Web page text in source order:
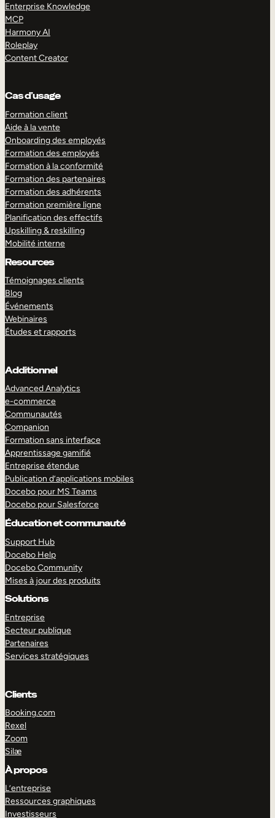
Enterprise Knowledge
MCP
Harmony AI
Roleplay
Content Creator
Cas d’usage
Formation client
Aide à la vente
Onboarding des employés
Formation des employés
Formation à la conformité
Formation des partenaires
Formation des adhérents
Formation première ligne
Planification des effectifs
Upskilling & reskilling
Mobilité interne
Resources
Témoignages clients
Blog
Événements
Webinaires
Études et rapports
Additionnel
Advanced Analytics
e-commerce
Communautés
Companion
Formation sans interface
Apprentissage gamifié
Entreprise étendue
Publication d’applications mobiles
Docebo pour MS Teams
Docebo pour Salesforce
Éducation et communauté
Support Hub
Docebo Help
Docebo Community
Mises à jour des produits
Solutions
Entreprise
Secteur publique
Partenaires
Services stratégiques
Clients
Booking.com
Rexel
Zoom
Silæ
À propos
L’entreprise
Ressources graphiques
Investisseurs